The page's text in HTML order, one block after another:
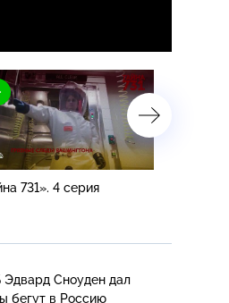
731». 4 серия
Эдвард Сноуден дал
бегут в Россию